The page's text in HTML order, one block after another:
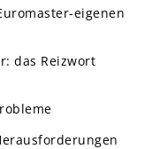
eigenen
das Reizwort